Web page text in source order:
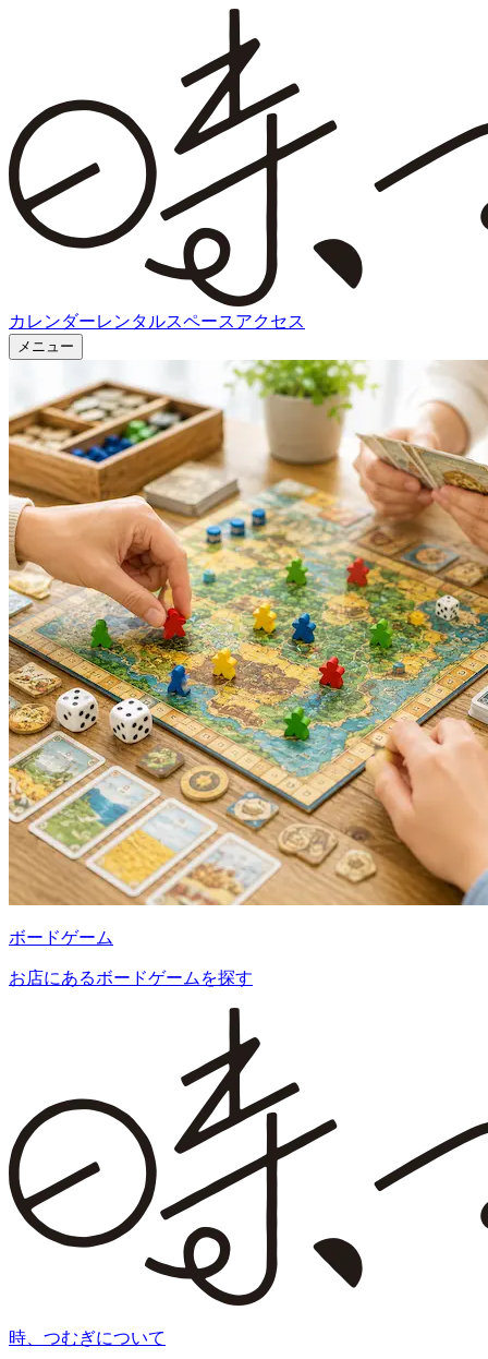
カレンダーレンタルスペースアクセス
メニュー
ボードゲーム
お店にあるボードゲームを探す
時、つむぎについて